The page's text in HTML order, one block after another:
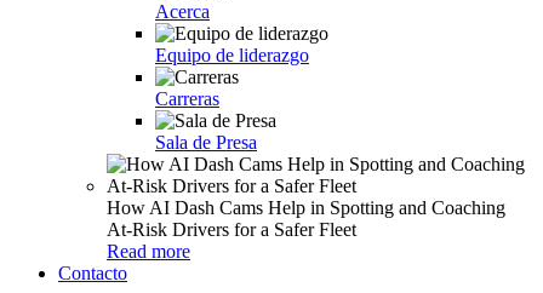
Acerca
Equipo de liderazgo
Carreras
Sala de Presa
How AI Dash Cams Help in Spotting and Coaching
At-Risk Drivers for a Safer Fleet
Read more
Contacto